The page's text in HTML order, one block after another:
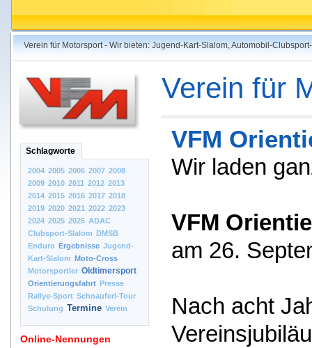
Verein für Motorsport - Wir bieten: Jugend-Kart-Slalom, Automobil-
Schlagworte
2004 2005 2006 2007 2008
2009 2010 2011 2012 2013
2014 2015 2016 2017 2018
2019 2020 2021 2022 2023
2024 2025 2026 ADAC
Clubsport-Slalom DMSB
Enduro Ergebnisse Jugend-
Kart-Slalom Moto-Cross
Motorsportler Oldtimersport
Orientierungsfahrt Presse
Rallye-Sport Schnauferl-Tour
Schulung Termine Verein
Online-Nennungen
Verein für
VFM
Wir laden
VFM
am 26.
Nach acht